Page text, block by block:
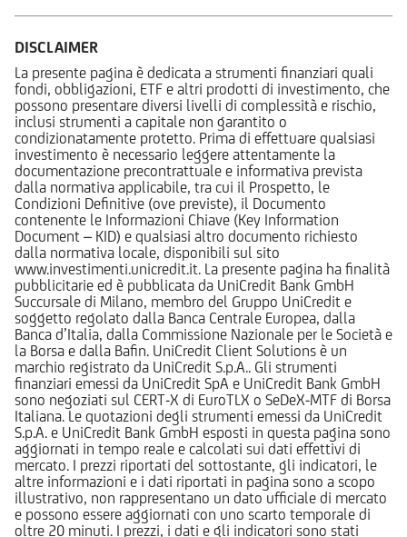
DISCLAIMER
La presente pagina è dedicata a strumenti finanziari quali
fondi, obbligazioni, ETF e altri prodotti di investimento, che
possono presentare diversi livelli di complessità e rischio,
inclusi strumenti a capitale non garantito o
condizionatamente protetto. Prima di effettuare qualsiasi
investimento è necessario leggere attentamente la
documentazione precontrattuale e informativa prevista
dalla normativa applicabile, tra cui il Prospetto, le
Condizioni Definitive (ove previste), il Documento
contenente le Informazioni Chiave (Key Information
Document – KID) e qualsiasi altro documento richiesto
dalla normativa locale, disponibili sul sito
www.investimenti.unicredit.it. La presente pagina ha finalità
pubblicitarie ed è pubblicata da UniCredit Bank GmbH
Succursale di Milano, membro del Gruppo UniCredit e
soggetto regolato dalla Banca Centrale Europea, dalla
Banca d’Italia, dalla Commissione Nazionale per le Società e
la Borsa e dalla Bafin. UniCredit Client Solutions è un
marchio registrato da UniCredit S.p.A.. Gli strumenti
finanziari emessi da UniCredit SpA e UniCredit Bank GmbH
sono negoziati sul CERT-X di EuroTLX o SeDeX-MTF di Borsa
Italiana. Le quotazioni degli strumenti emessi da UniCredit
S.p.A. e UniCredit Bank GmbH esposti in questa pagina sono
aggiornati in tempo reale e calcolati sui dati effettivi di
mercato. I prezzi riportati del sottostante, gli indicatori, le
altre informazioni e i dati riportati in pagina sono a scopo
illustrativo, non rappresentano un dato ufficiale di mercato
e possono essere aggiornati con uno scarto temporale di
oltre 20 minuti. I prezzi, i dati e gli indicatori sono stati